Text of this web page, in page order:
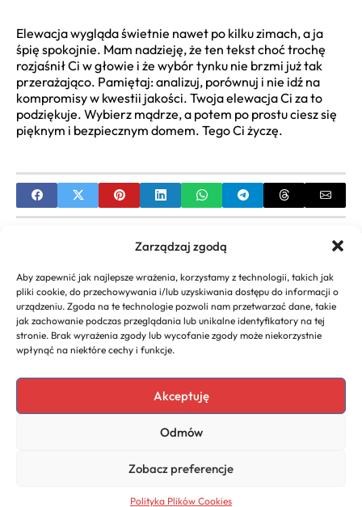
Zarządzaj zgodą
Aby zapewnić jak najlepsze wrażenia, korzystamy z technologii, takich jak
pliki cookie, do przechowywania i/lub uzyskiwania dostępu do informacji o
urządzeniu. Zgoda na te technologie pozwoli nam przetwarzać dane, takie
jak zachowanie podczas przeglądania lub unikalne identyfikatory na tej
stronie. Brak wyrażenia zgody lub wycofanie zgody może niekorzystnie
wpłynąć na niektóre cechy i funkcje.
Akceptuję
Odmów
Zobacz preferencje
Polityka Plików Cookies
Elewacja wygląda świetnie nawet po kilku zimach, a ja
śpię spokojnie. Mam nadzieję, że ten tekst choć trochę
rozjaśnił Ci w głowie i że wybór tynku nie brzmi już tak
przerażająco. Pamiętaj: analizuj, porównuj i nie idź na
kompromisy w kwestii jakości. Twoja elewacja Ci za to
podziękuje. Wybierz mądrze, a potem po prostu ciesz się
pięknym i bezpiecznym domem. Tego Ci życzę.
NEXT
Podatek od umowy o dzieło – Wszystko co musisz
wiedzieć
Copyright 2026. All rights